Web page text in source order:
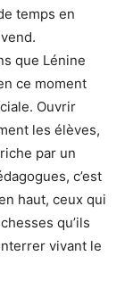
temps en
que Lénine
ce moment
Ouvrir
les élèves,
par un
c’est
haut, ceux qui
qu’ils
vivant le